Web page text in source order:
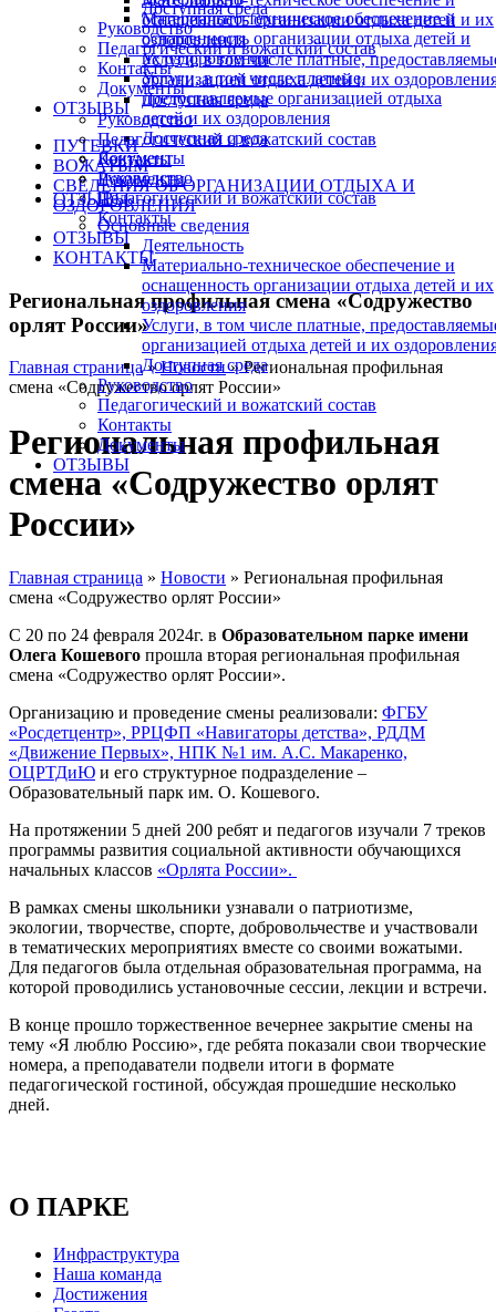
Доступная среда
Руководство
Педагогический и вожатский состав
Контакты
Документы
ОТЗЫВЫ
ПУТЕВКИ
ВОЖАТЫМ
СВЕДЕНИЯ ОБ ОРГАНИЗАЦИИ ОТДЫХА И
ОЗДОРОВЛЕНИЯ
Основные сведения
Деятельность
Материально-техническое обеспечение и
оснащенность организации отдыха детей и их
оздоровления
Услуги, в том числе платные,
организацией отдыха детей и их
Доступная среда
Руководство
Педагогический и вожатский состав
Контакты
Документы
ОТЗЫВЫ
оснащенность организации отдыха детей и их
оздоровления
Услуги, в том числе платные,
организацией отдыха детей и их
Доступная среда
Руководство
Педагогический и вожатский состав
Контакты
Документы
ОТЗЫВЫ
Материально-техническое обеспечение и
оснащенность организации отдыха детей и
их оздоровления
Услуги, в том числе платные,
предоставляемые организацией отдыха
детей и их оздоровления
Доступная среда
Документы
Руководство
Педагогический и вожатский состав
Контакты
ОТЗЫВЫ
КОНТАКТЫ
Региональная профильная смена «Содружество
орлят России»
Главная страница»Новости»Региональная профильная
смена «Содружество орлят России»
Региональная профильная
смена «Содружество орлят
России»
Главная страница » Новости » Региональная профильная
смена «Содружество орлят России»
С 20 по 24 февраля 2024г. в Образовательном парке имени
Олега Кошевого прошла вторая региональная профильная
смена «Содружество орлят России».
Организацию и проведение смены реализовали: ФГБУ
«Росдетцентр», РРЦФП «Навигаторы детства», РДДМ
«Движение Первых», НПК №1 им. А.С. Макаренко,
ОЦРТДиЮ и его структурное подразделение –
Образовательный парк им. О. Кошевого.
На протяжении 5 дней 200 ребят и педагогов изучали 7 треков
программы развития социальной активности обучающихся
начальных классов «Орлята России».
В рамках смены школьники узнавали о патриотизме,
экологии, творчестве, спорте, добровольчестве и участвовали
в тематических мероприятиях вместе со своими вожатыми.
Для педагогов была отдельная образовательная программа, на
которой проводились установочные сессии, лекции и встречи.
В конце прошло торжественное вечернее закрытие смены на
тему «Я люблю Россию», где ребята показали свои творческие
номера, а преподаватели подвели итоги в формате
педагогической гостиной, обсуждая прошедшие несколько
дней.
О ПАРКЕ
Инфраструктура
Наша команда
Достижения